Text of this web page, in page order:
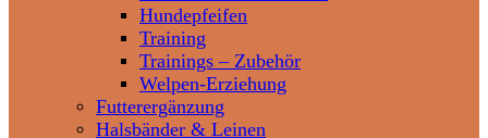
Hundepfeifen
Training
Trainings – Zubehör
Welpen-Erziehung
Futterergänzung
Halsbänder & Leinen